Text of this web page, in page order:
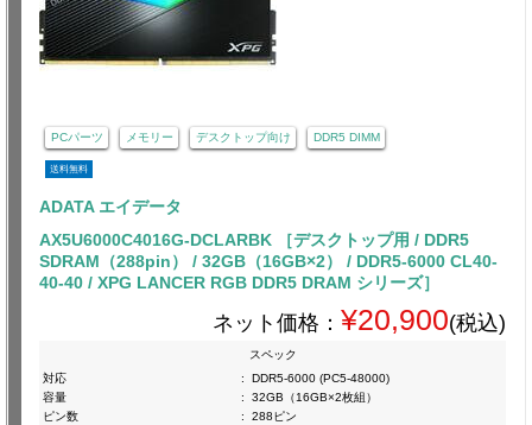
PCパーツ メモリー デスクトップ向け DDR5 DIMM
送料無料
ADATA エイデータ
AX5U6000C4016G-DCLARBK ［デスクトップ用 / DDR5
SDRAM（288pin） / 32GB（16GB×2） / DDR5-6000 CL40-
40-40 / XPG LANCER RGB DDR5 DRAM シリーズ］
ネット価格： ¥20,900(税込)
スペック
対応
:
DDR5-6000 (PC5-48000)
容量
:
32GB（16GB×2枚組）
ピン数
:
288ピン